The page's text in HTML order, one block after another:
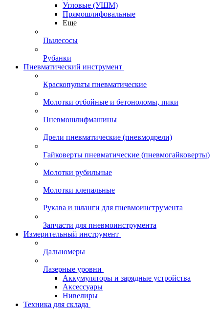
Угловые (УШМ)
Прямошлифовальные
Еще
Пылесосы
Рубанки
Пневматический инструмент
Краскопульты пневматические
Молотки отбойные и бетоноломы, пики
Пневмошлифмашины
Дрели пневматические (пневмодрели)
Гайковерты пневматические (пневмогайковерты)
Молотки рубильные
Молотки клепальные
Рукава и шланги для пневмоинструмента
Запчасти для пневмоинструмента
Измерительный инструмент
Дальномеры
Лазерные уровни
Аккумуляторы и зарядные устройства
Аксессуары
Нивелиры
Техника для склада